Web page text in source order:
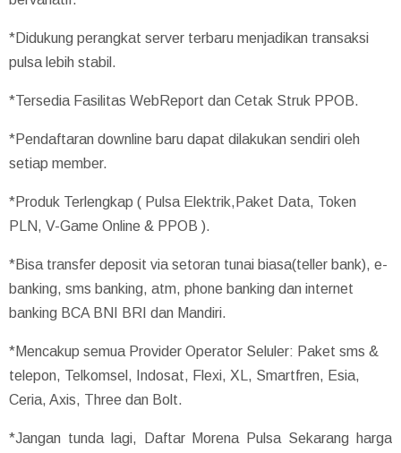
*Didukung perangkat server terbaru menjadikan transaksi
pulsa lebih stabil.
*Tersedia Fasilitas WebReport dan Cetak Struk PPOB.
*Pendaftaran downline baru dapat dilakukan sendiri oleh
setiap member.
*Produk Terlengkap ( Pulsa Elektrik,Paket Data, Token
PLN, V-Game Online & PPOB ).
*Bisa transfer deposit via setoran tunai biasa(teller bank), e-
banking, sms banking, atm, phone banking dan internet
banking BCA BNI BRI dan Mandiri.
*Mencakup semua Provider Operator Seluler: Paket sms &
telepon, Telkomsel, Indosat, Flexi, XL, Smartfren, Esia,
Ceria, Axis, Three dan Bolt.
*Jangan tunda lagi, Daftar Morena Pulsa Sekarang harga